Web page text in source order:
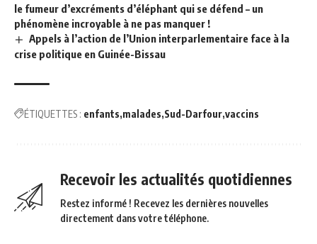
le fumeur d’excréments d’éléphant qui se défend – un
phénomène incroyable à ne pas manquer !
Appels à l’action de l’Union interparlementaire face à la
crise politique en Guinée-Bissau
ÉTIQUETTES : enfants malades Sud-Darfour vaccins
Recevoir les actualités quotidiennes
Restez informé ! Recevez les dernières nouvelles
directement dans votre téléphone.